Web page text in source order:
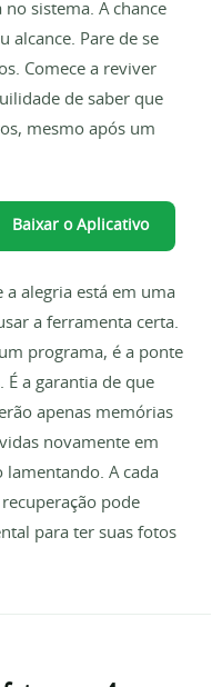
sistema. A chance
alcance. Pare de se
Comece a reviver
de saber que
mesmo após um
Baixar o Aplicativo
a alegria está em uma
a ferramenta certa.
programa, é a ponte
É a garantia de que
apenas memórias
novamente em
lamentando. A cada
pode
para ter suas fotos